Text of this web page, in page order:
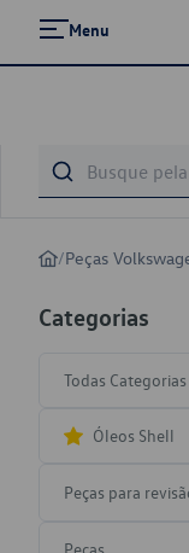
Menu
/Peças
Categorias
Todas Categorias
Óleos Shell
Peças para